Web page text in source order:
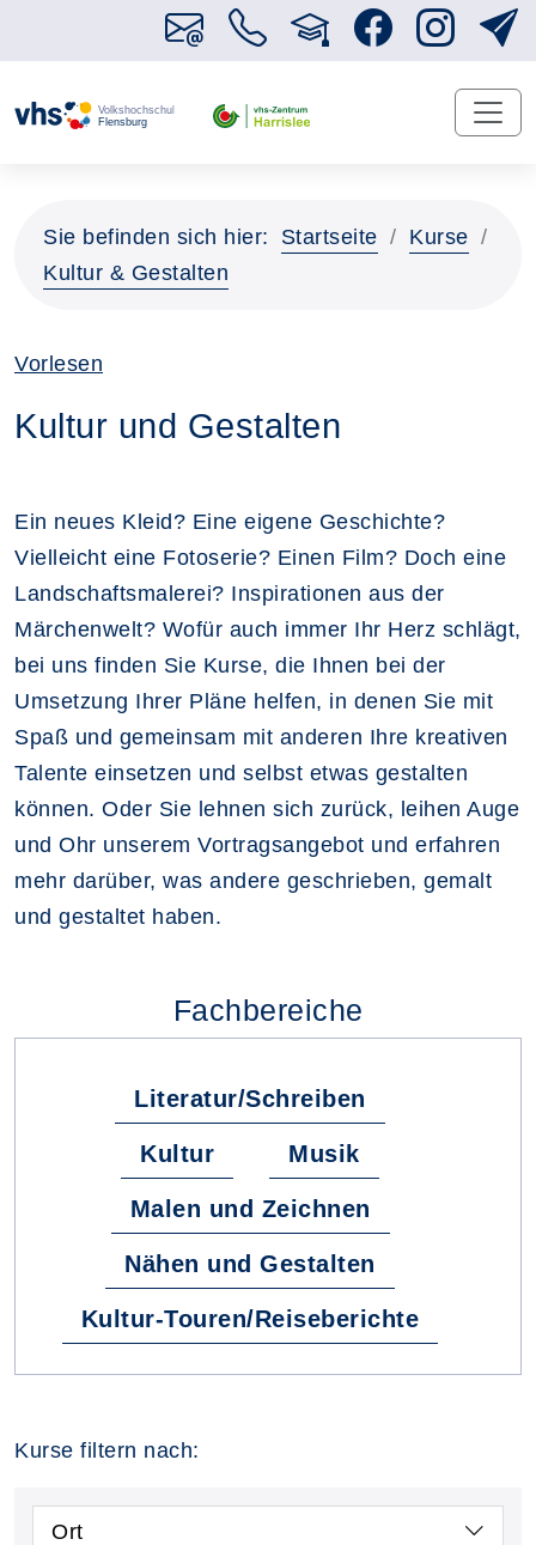
Sie befinden sich hier: Startseite
Kurse
Kultur & Gestalten
Vorlesen
Kultur und Gestalten
Ein neues Kleid? Eine eigene Geschichte?
Vielleicht eine Fotoserie? Einen Film? Doch eine
Landschaftsmalerei? Inspirationen aus der
Märchenwelt? Wofür auch immer Ihr Herz schlägt,
bei uns finden Sie Kurse, die Ihnen bei der
Umsetzung Ihrer Pläne helfen, in denen Sie mit
Spaß und gemeinsam mit anderen Ihre kreativen
Talente einsetzen und selbst etwas gestalten
können. Oder Sie lehnen sich zurück, leihen Auge
und Ohr unserem Vortragsangebot und erfahren
mehr darüber, was andere geschrieben, gemalt
und gestaltet haben.
Fachbereiche
Literatur/Schreiben
Kultur Musik
Malen und Zeichnen
Nähen und Gestalten
Kultur-Touren/Reiseberichte
Kurse filtern nach:
Ort